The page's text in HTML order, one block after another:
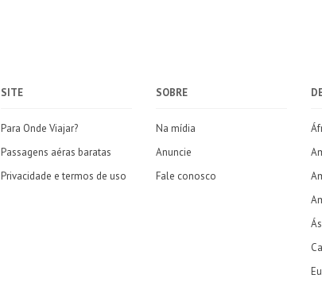
SITE
Para Onde Viajar?
Passagens aéras baratas
Privacidade e termos de uso
SOBRE
Na mídia
Anuncie
Fale conosco